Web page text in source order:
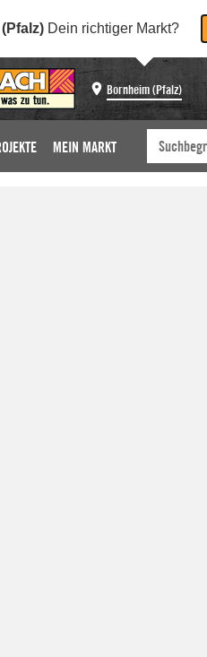
Dein richtiger Markt?
Bornheim (Pfalz)
MEIN MARKT